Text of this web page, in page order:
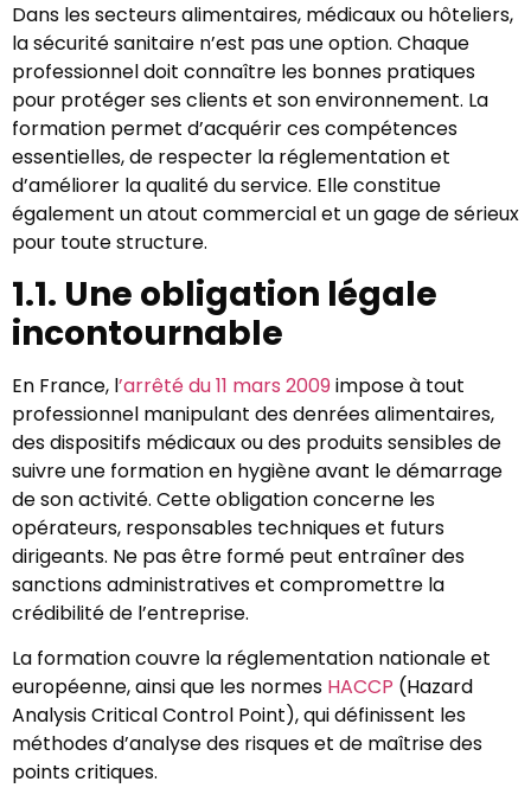
Dans les secteurs alimentaires, médicaux ou hôteliers,
la sécurité sanitaire n’est pas une option. Chaque
professionnel doit connaître les bonnes pratiques
pour protéger ses clients et son environnement. La
formation permet d’acquérir ces compétences
essentielles, de respecter la réglementation et
d’améliorer la qualité du service. Elle constitue
également un atout commercial et un gage de sérieux
pour toute structure.
1.1. Une obligation légale
incontournable
En France, l’arrêté du 11 mars 2009impose à tout
professionnel manipulant des denrées alimentaires,
des dispositifs médicaux ou des produits sensibles de
suivre une formation en hygiène avant le démarrage
de son activité. Cette obligation concerne les
opérateurs, responsables techniques et futurs
dirigeants. Ne pas être formé peut entraîner des
sanctions administratives et compromettre la
crédibilité de l’entreprise.
La formation couvre la réglementation nationale et
européenne, ainsi que les normes HACCP (Hazard
Analysis Critical Control Point), qui définissent les
méthodes d’analyse des risques et de maîtrise des
points critiques.